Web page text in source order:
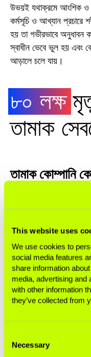
This website uses
We use cookies to
social media features
share information
media, advertising and
with other information
they’ve collected from
Selection
Necessary
উভয়ই যথাক্রমে আংশিক ও
কর্মসূচি ও আখ্যান প্রচারে
হয় তা গভীরভাবে অনুধাবন
স্বাধীন ভেবে ভুল হয় এবং
আড়ালে চলে যায়।
৮০ লক্ষ
তামাক
তামাক কোম্পানি
তামাক কোম্পানি সিগারেট
অনেক জায়গায়তামাকের
৪.৫ ট্রিলিয়ন সিগারেট
মিটিংএবং অন্যান্য
সিগারেট এখনও তাদের মূল
তা তেমনি থাকবে।
এই শিল্প অন্যান্য
মূলত ভারতে এমন শ্রমিক